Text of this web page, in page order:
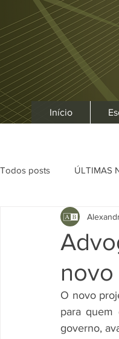
Início
Todos posts ÚLTIMAS
O novo
para quem
governo,